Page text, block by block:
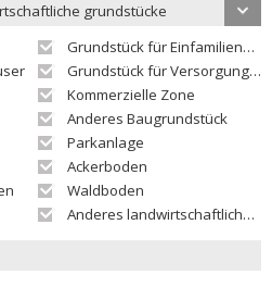
grundstücke
Grundstück für Einfamilienhäuser
Grundstück für Versorgungseinrichtungen
Kommerzielle Zone
Anderes Baugrundstück
Parkanlage
Ackerboden
Waldboden
Anderes landwirtschaftliches Grundstück